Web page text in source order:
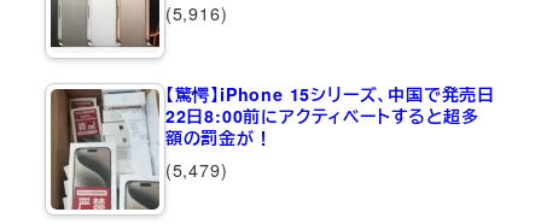
(5,916)
【驚愕】iPhone 15シリーズ、中国で発売日
22日8:00前にアクティベートすると超多
額の罰金が！
(5,479)